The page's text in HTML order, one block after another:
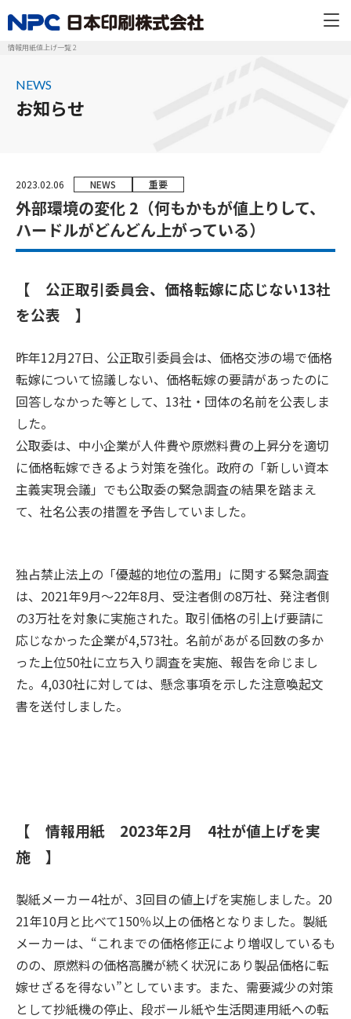
情報用紙値上げ一覧 2
NEWS
お知らせ
2023.02.06 NEWS 重要
外部環境の変化 2（何もかもが値上りして、
ハードルがどんどん上がっている）
【 公正取引委員会、価格転嫁に応じない13社
を公表 】
昨年12月27日、公正取引委員会は、価格交渉の場で価格
転嫁について協議しない、価格転嫁の要請があったのに
回答しなかった等として、13社・団体の名前を公表しま
した。
公取委は、中小企業が人件費や原燃料費の上昇分を適切
に価格転嫁できるよう対策を強化。政府の「新しい資本
主義実現会議」でも公取委の緊急調査の結果を踏まえ
て、社名公表の措置を予告していました。
独占禁止法上の「優越的地位の濫用」に関する緊急調査
は、2021年9月～22年8月、受注者側の8万社、発注者側
の3万社を対象に実施された。取引価格の引上げ要請に
応じなかった企業が4,573社。名前があがる回数の多か
った上位50社に立ち入り調査を実施、報告を命じまし
た。4,030社に対しては、懸念事項を示した注意喚起文
書を送付しました。
【 情報用紙 2023年2月 4社が値上げを実
施 】
製紙メーカー4社が、3回目の値上げを実施しました。20
21年10月と比べて150％以上の価格となりました。製紙
メーカーは、“これまでの価格修正により増収しているも
のの、原燃料の価格高騰が続く状況にあり製品価格に転
嫁せざるを得ない”としています。また、需要減少の対策
として抄紙機の停止、段ボール紙や生活関連用紙への転